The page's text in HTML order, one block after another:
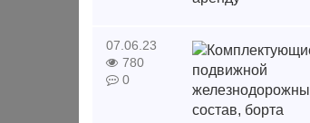
07.06.23
780
0